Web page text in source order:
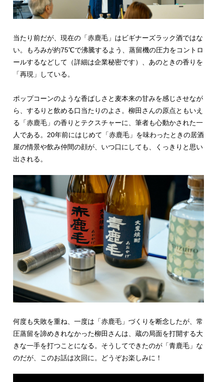
当たり前だが、現在の「赤鹿毛」はビギナーズラック酒ではな
い。もろみが約75℃で沸騰するよう、蒸留機の圧力をコントロ
ールするなどして（詳細は企業秘密です）、あのときの香りを
「再現」している。
ポップコーンのような香ばしさと麦本来の甘みを感じさせなが
ら、するりと飲める口当たりのよさ。柳田さんの原点ともいえ
る「赤鹿毛」の香りとテクスチャーに、筆者も心動かされた一
人である。20年前にはじめて「赤鹿毛」を味わったときの居酒
屋の情景や飲み仲間の顔が、いつ口にしても、くっきりと思い
出される。
何度も失敗を重ね、一度は「赤鹿毛」づくりを断念したが、常
圧蒸留を諦めきれなかった柳田さんは、蔵の局面を打開する大
きな一手を打つことになる。そうしてできたのが「青鹿毛」な
のだが、このお話は次回に。どうぞお楽しみに！